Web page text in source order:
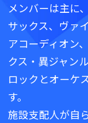
メンバーは主に
サックス、ヴァ
アコーディオン
クス・異ジャン
ロックとオーケ
す。
施設支配人が自